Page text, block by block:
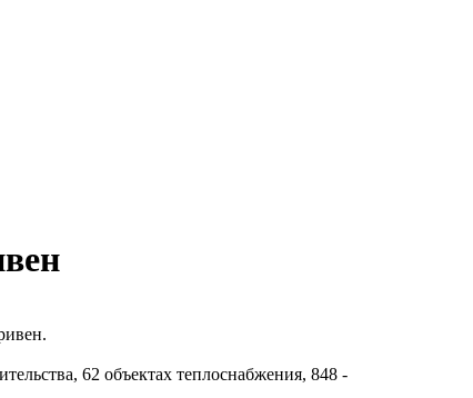
62 объектах теплоснабжения, 848 -